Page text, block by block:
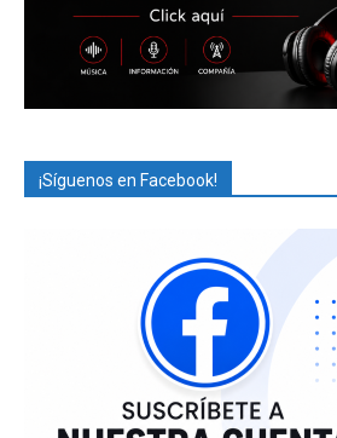
¡Síguenos en Facebook!